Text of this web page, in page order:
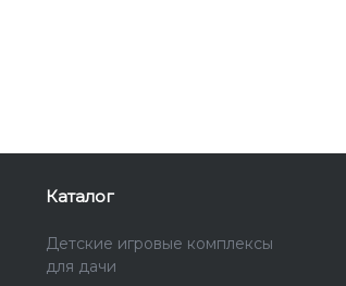
Каталог
Детские игровые комплексы
для дачи